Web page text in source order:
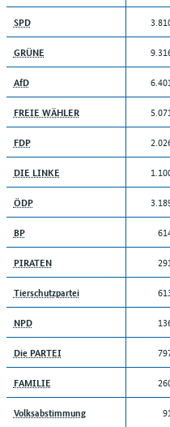
SPD
GRÜNE
AfD 6.401
FREIE WÄHLER 5.071
FDP
DIE LINKE
ÖDP
BP
PIRATEN 291
Tierschutzpartei
NPD
Die PARTEI
FAMILIE
Volksabstimmung 91